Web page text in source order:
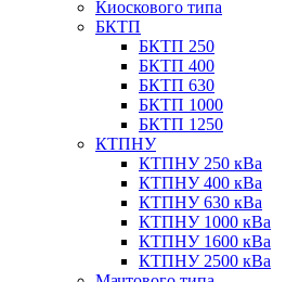
Киоскового типа
БКТП
БКТП 250
БКТП 400
БКТП 630
БКТП 1000
БКТП 1250
КТПНУ
КТПНУ 250 кВа
КТПНУ 400 кВа
КТПНУ 630 кВа
КТПНУ 1000 кВа
КТПНУ 1600 кВа
КТПНУ 2500 кВа